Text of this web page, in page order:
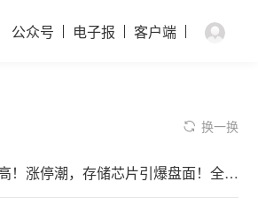
公众号 电子报 客户端
换一换
全线冲高！涨停潮，存储芯片引爆盘面！全球AI算力部署提速